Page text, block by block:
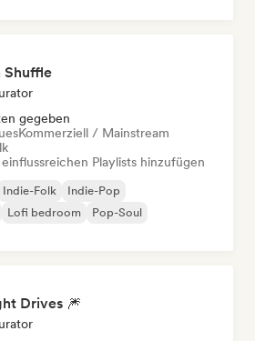
Shuffle
gegeben
Kommerziell / Mainstream
Playlists hinzufügen
Indie-Folk
Indie-Pop
Lofi bedroom
Pop-Soul
Drives 🎆